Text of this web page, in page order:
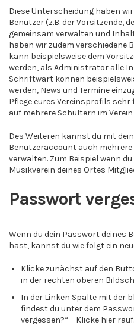
Diese Unterscheidung haben
Benutzer (z.B. der Vorsitzende,
gemeinsam verwalten und
haben wir zudem verschiedene
kann beispielsweise dem
werden, als Administrator alle
Schriftwart können
werden, News und Termine
Pflege eures Vereinsprofils
auf mehrere Schultern im
Des Weiteren kannst du mit
Benutzeraccount auch
verwalten. Zum Beispiel wenn
Musikverein deines Ortes
Passwort
Wenn du dein Passwort deines
hast, kannst du wie folgt ein
Klicke zunächst auf den
in der rechten oberen
In der Linken Spalte mit der
findest du unter dem
vergessen?“ – Klicke hier rauf.